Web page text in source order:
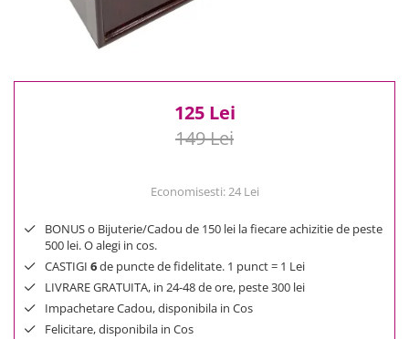
125 Lei
149 Lei
Economisesti:24 Lei
BONUS o Bijuterie/Cadou de 150 lei la fiecare achizitie de peste
500 lei. O alegi in cos.
CASTIGI 6de puncte de fidelitate. 1 punct = 1 Lei
LIVRARE GRATUITA, in 24-48 de ore, peste 300 lei
Impachetare Cadou, disponibila in Cos
Felicitare, disponibila in Cos